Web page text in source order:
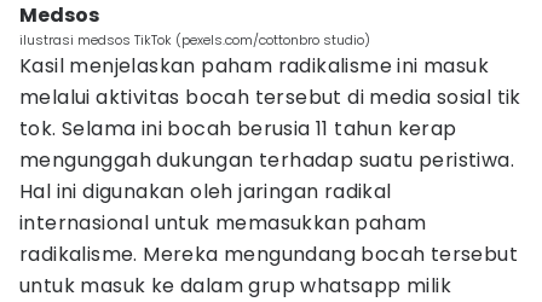
Medsos
ilustrasi medsos TikTok (pexels.com/cottonbro studio)
Kasil menjelaskan paham radikalisme ini masuk
melalui aktivitas bocah tersebut di media sosial tik
tok. Selama ini bocah berusia 11 tahun kerap
mengunggah dukungan terhadap suatu peristiwa.
Hal ini digunakan oleh jaringan radikal
internasional untuk memasukkan paham
radikalisme. Mereka mengundang bocah tersebut
untuk masuk ke dalam grup whatsapp milik